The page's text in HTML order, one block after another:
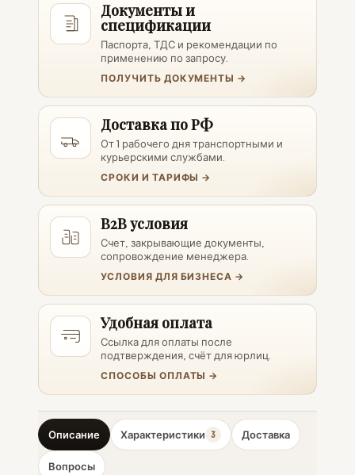
Документы и
спецификации
Паспорта, ТДС и рекомендации по
применению по запросу.
ПОЛУЧИТЬ ДОКУМЕНТЫ →
Доставка по РФ
От 1 рабочего дня транспортными и
курьерскими службами.
СРОКИ И ТАРИФЫ →
B2B условия
Счет, закрывающие документы,
сопровождение менеджера.
УСЛОВИЯ ДЛЯ БИЗНЕСА →
Удобная оплата
Ссылка для оплаты после
подтверждения, счёт для юрлиц.
СПОСОБЫ ОПЛАТЫ →
Описание Характеристики 3 Доставка
Вопросы